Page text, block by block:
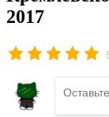
2017